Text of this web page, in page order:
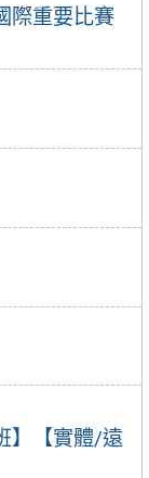
際重要比賽
】【實體/遠